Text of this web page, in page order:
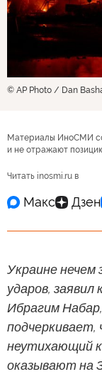
© AP Photo / Dan
Материалы ИноСМИ
и не отражают
Читать inosmi.ru в
Украине
ударов,
Ибрагим
подчеркивает,
неутихающий
оказывают на